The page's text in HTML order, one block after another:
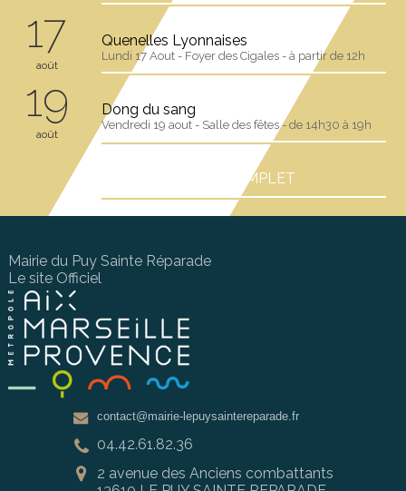
17
août
Quenelles Lyonnaises
Lundi 17 Aout - Foyer des Cigales - à partir de 12h
19
août
Dong du sang
Vendredi 19 aout - Salle des fêtes - de 14h30 à 19h
+ VOIR L'AGENDA COMPLET
Mairie du Puy Sainte Réparade
Le site Officiel
contact@mairie-lepuysaintereparade.fr
04.42.61.82.36
2 avenue des Anciens combattants